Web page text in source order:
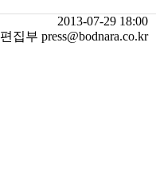
2013-07-29 18:00
편집부 press@bodnara.co.kr